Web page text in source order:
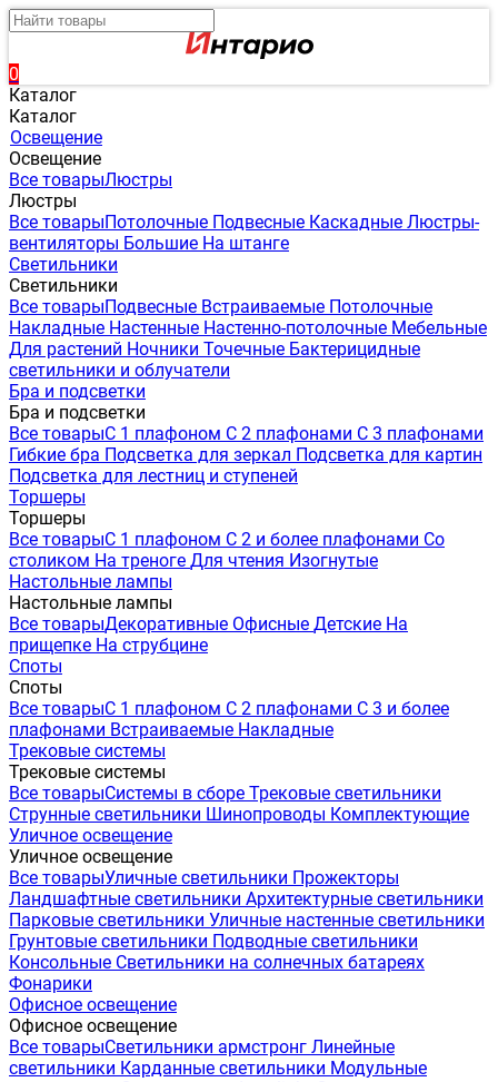
0
Каталог
Каталог
Освещение
Освещение
Все товарыЛюстры
Люстры
Все товарыПотолочные Подвесные Каскадные Люстры-
вентиляторы Большие На штанге
Светильники
Светильники
Все товарыПодвесные Встраиваемые Потолочные
Накладные Настенные Настенно-потолочные Мебельные
Для растений Ночники Точечные Бактерицидные
светильники и облучатели
Бра и подсветки
Бра и подсветки
Все товарыС 1 плафоном С 2 плафонами С 3 плафонами
Гибкие бра Подсветка для зеркал Подсветка для картин
Подсветка для лестниц и ступеней
Торшеры
Торшеры
Все товарыС 1 плафоном С 2 и более плафонами Со
столиком На треноге Для чтения Изогнутые
Настольные лампы
Настольные лампы
Все товарыДекоративные Офисные Детские На
прищепке На струбцине
Споты
Споты
Все товарыС 1 плафоном С 2 плафонами С 3 и более
плафонами Встраиваемые Накладные
Трековые системы
Трековые системы
Все товарыСистемы в сборе Трековые светильники
Струнные светильники Шинопроводы Комплектующие
Уличное освещение
Уличное освещение
Все товарыУличные светильники Прожекторы
Ландшафтные светильники Архитектурные светильники
Парковые светильники Уличные настенные светильники
Грунтовые светильники Подводные светильники
Консольные Светильники на солнечных батареях
Фонарики
Офисное освещение
Офисное освещение
Все товарыСветильники армстронг Линейные
светильники Карданные светильники Модульные